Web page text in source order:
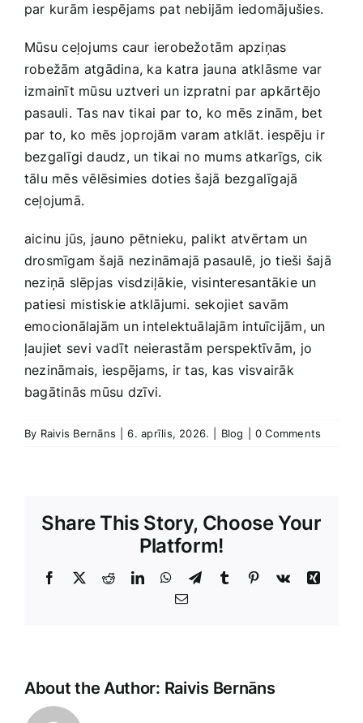
par kurām​ iespējams⁣ pat nebijām​ iedomājušies.
Mūsu ⁣ceļojums caur ierobežotām apziņas‌
robežām atgādina, ka⁤ katra ⁤jauna ⁢atklāsme var
izmainīt mūsu uztveri‌ un izpratni par apkārtējo
pasauli. Tas nav tikai par ⁤to, ko mēs zinām, bet
par‍ to, ⁣ko‌ mēs joprojām ‍varam ‌atklāt. iespēju ir
bezgalīgi daudz, un tikai⁢ no mums atkarīgs, cik
tālu mēs vēlēsimies doties šajā bezgalīgajā
ceļojumā.
aicinu jūs, jauno ⁤pētnieku,‌ palikt ⁢atvērtam ​un
drosmīgam šajā ⁤nezināmajā pasaulē, ‌jo tieši ​šajā
neziņā slēpjas visdziļākie,‌ visinteresantākie un
patiesi mistiskie atklājumi. sekojiet savām
emocionālajām un ⁣intelektuālajām intuīcijām, un ​
ļaujiet sevi vadīt neierastām perspektīvām, jo
nezināmais, iespējams, ⁣ir tas, kas visvairāk
bagātinās mūsu⁤ dzīvi.
By Raivis Bernāns 6. aprīlis, 2026. Blog 0 Comments
Share This Story, Choose Your
Platform!
Facebook
X RedditLinkedInWhatsApp
TelegramTumblr Pinterest
Vk
Xing
E-
About the Author: Raivis Bernāns